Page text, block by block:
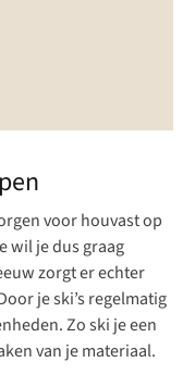
voor houvast op
wil je dus graag
zorgt er echter
je ski’s regelmatig
Zo ski je een
van je materiaal.